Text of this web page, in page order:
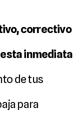
correctivo
inmediata
de tus
OCP